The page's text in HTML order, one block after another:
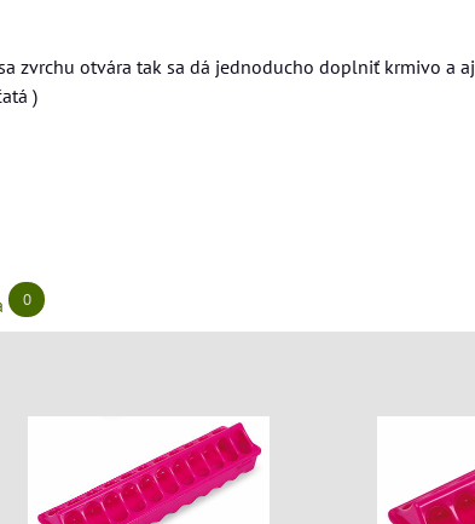
zvrchu otvára tak sa dá jednoducho doplniť krmivo a
)
0